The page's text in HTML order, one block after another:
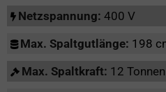
Netzspannung: 400 V
Max. Spaltgutlänge: 198
Max. Spaltkraft: 12 Tonnen